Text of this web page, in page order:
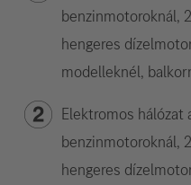
benzinmotoroknál,
hengeres
modelleknél,
Elektromos hálózat
benzinmotoroknál,
hengeres